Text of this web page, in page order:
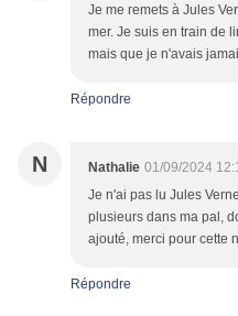
Je me remets à Jules
mer. Je suis en train de
mais que je n'avais
Répondre
N Nathalie 01/09/2024
Je n'ai pas lu Jules
plusieurs dans ma pal,
ajouté, merci pour cette
Répondre